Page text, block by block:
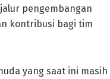
pengembangan
kontribusi bagi tim
yang saat ini masih